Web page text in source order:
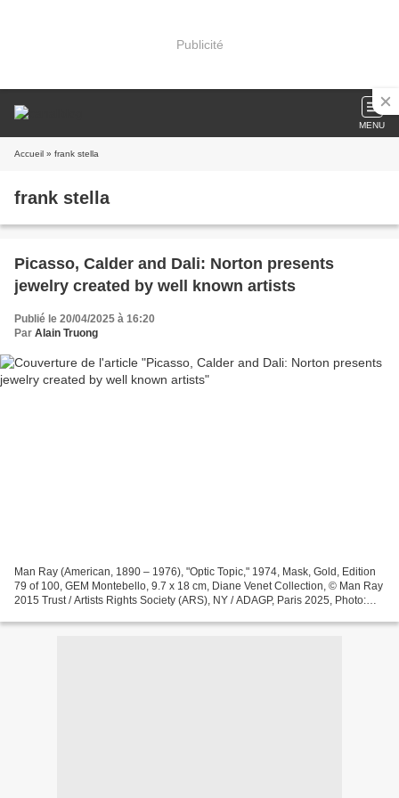
Publicité
MENU
Accueil » frank stella
frank stella
Picasso, Calder and Dali: Norton presents
jewelry created by well known artists
Publié le 20/04/2025 à 16:20
Par Alain Truong
Man Ray (American, 1890 – 1976), "Optic Topic," 1974, Mask, Gold, Edition
79 of 100, GEM Montebello, 9.7 x 18 cm, Diane Venet Collection, © Man Ray
2015 Trust / Artists Rights Society (ARS), NY / ADAGP, Paris 2025, Photo: